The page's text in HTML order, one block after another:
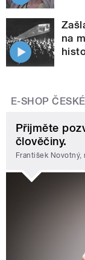
na
E-SHOP
Přijměte
člověčiny.
František Novotný,